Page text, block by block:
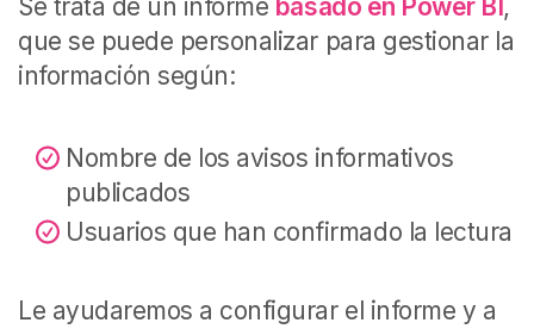
Se trata de un informe basado en Power BI ,
que se puede personalizar para gestionar la
información según:
Nombre de los avisos informativos
publicados
Usuarios que han confirmado la lectura
Le ayudaremos a configurar el informe y a